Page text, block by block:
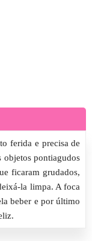
ferida e precisa de
objetos pontiagudos
ficaram grudados,
la limpa. A foca
beber e por último